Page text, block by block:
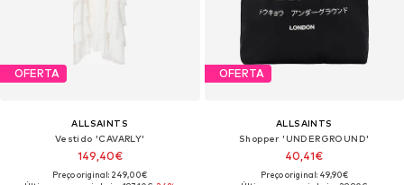
OFERTA
ALLSAINTS
Vestido 'CAVARLY'
149,40€
Preço original: 249,00€
OFERTA
ALLSAINTS
Shopper 'UNDERGROUND'
40,41€
Preço original: 49,90€